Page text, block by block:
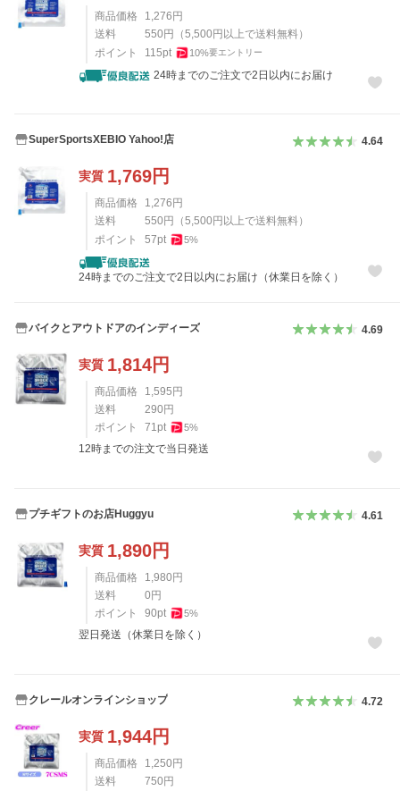
商品価格 1,276 円
送料
550 円 （5,500 円以上で送料無料）
ポイント
115pt 10%要エントリー
24時までのご注文で2日以内にお届け
SuperSportsXEBIO Yahoo!店 4.64
実質 1,769円
商品価格 1,276 円
送料
550 円 （5,500 円以上で送料無料）
ポイント
57pt 5%
24時までのご注文で2日以内にお届け（休業日を除く）
バイクとアウトドアのインディーズ 4.69
実質 1,814円
商品価格 1,595円
送料
290円
ポイント
71 pt 5%
12時までの注文で当日発送
プチギフトのお店Huggyu 4.61
実質 1,890円
商品価格 1,980円
送料
0円
ポイント
90pt 5%
翌日発送（休業日を除く）
クレールオンラインショップ 4.72
実質 1,944円
商品価格 1,250円
送料
750円